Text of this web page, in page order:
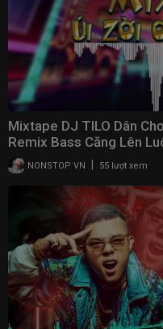
Mixtape DJ TILO Dân
Remix Bass Căng Lên
NONSTOP VN 55 lượt xem